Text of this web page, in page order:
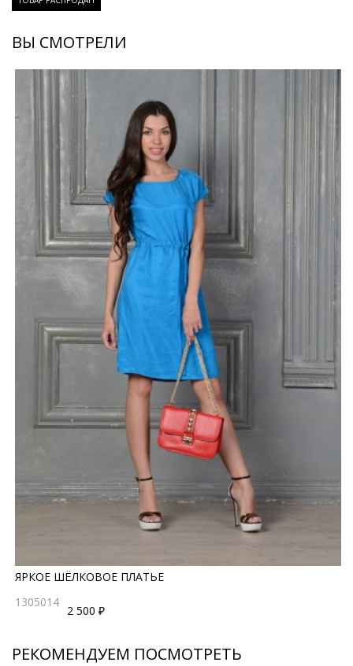
ВЫ СМОТРЕЛИ
ЯРКОЕ ШЁЛКОВОЕ ПЛАТЬЕ
1305014
2 500 ₽
РЕКОМЕНДУЕМ ПОСМОТРЕТЬ